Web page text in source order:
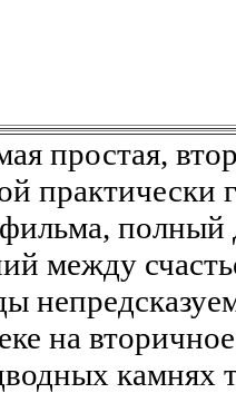
простая,
практически
полный
между
на
камнях